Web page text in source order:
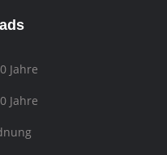
Jahre
Jahre